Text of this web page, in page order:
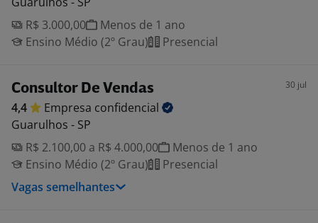
R$ 3.000,00
Menos de 1 ano
Ensino Médio (2º Grau)
Presencial
Consultor De Vendas 30 jul
4,4 Empresa confidencial
Guarulhos - SP
R$ 2.100,00 a R$ 4.000,00
Menos de 1 ano
Ensino Médio (2º Grau)
Presencial
Vagas semelhantes